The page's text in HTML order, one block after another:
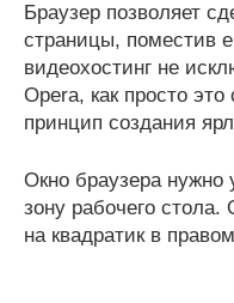
Браузер позволяет
страницы, поместив
видеохостинг не
Opera, как просто
принцип создания
Окно браузера
зону рабочего стола.
на квадратик в